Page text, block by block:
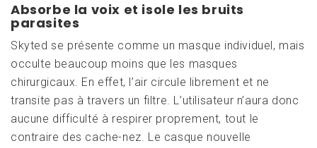
Absorbe la voix et isole les bruits
parasites
Skyted se présente comme un masque individuel, mais
occulte beaucoup moins que les masques
chirurgicaux. En effet, l’air circule librement et ne
transite pas à travers un filtre. L’utilisateur n’aura donc
aucune difficulté à respirer proprement, tout le
contraire des cache-nez. Le casque nouvelle